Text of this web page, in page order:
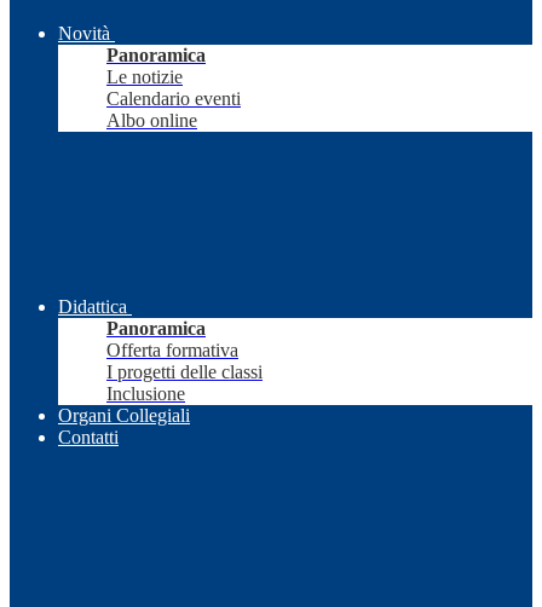
Novità
Panoramica
Le notizie
Calendario eventi
Albo online
Didattica
Panoramica
Offerta formativa
I progetti delle classi
Inclusione
Organi Collegiali
Contatti